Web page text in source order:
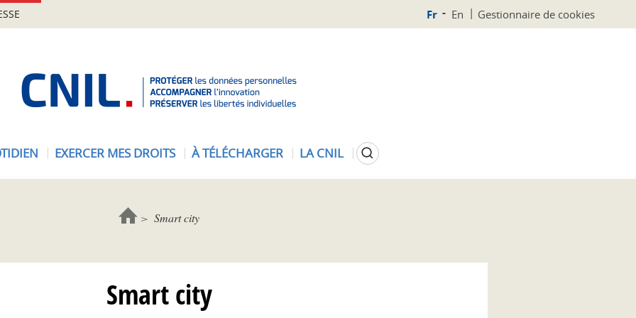
Fr En Gestionnaire de cookies
EXERCER MES DROITS À TÉLÉCHARGER LA CNIL Rechercher
Smart city
Smart city